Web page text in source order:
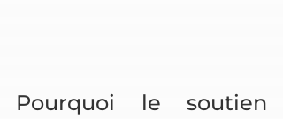
Pourquoi le soutien